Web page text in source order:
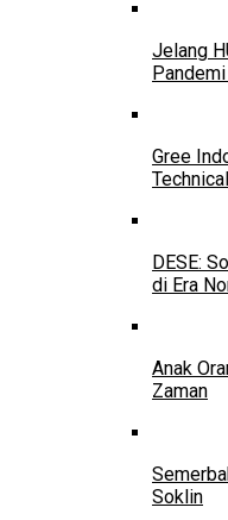
Jelang
Gree
DESE:
di Era
Anak
Zaman
Soklin